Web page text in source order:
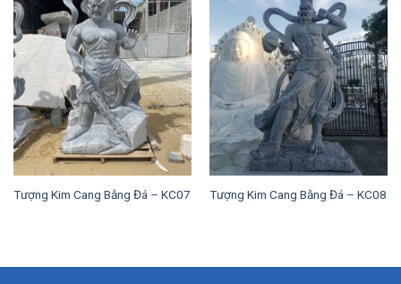
Tượng Kim Cang Bằng Đá – KC07 Tượng Kim Cang Bằng Đá – KC08